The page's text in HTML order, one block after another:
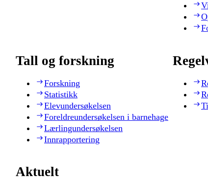
Tall og forskning
Forskning
Statistikk
Elevundersøkelsen
Foreldreundersøkelsen i barnehage
Lærlingundersøkelsen
Innrapportering
Aktuelt